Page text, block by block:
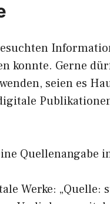
konnte. Gerne
seien es
Quellenangabe
Werke: „Quelle: